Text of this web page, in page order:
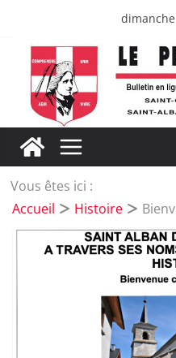
contenu
Vous êtes ici :
Accueil
Histoire